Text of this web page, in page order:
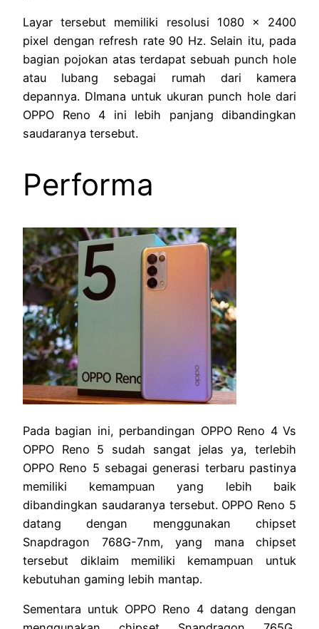
Layar tersebut memiliki resolusi 1080 x 2400
pixel dengan refresh rate 90 Hz. Selain itu, pada
bagian pojokan atas terdapat sebuah punch hole
atau lubang sebagai rumah dari kamera
depannya. DImana untuk ukuran punch hole dari
OPPO Reno 4 ini lebih panjang dibandingkan
saudaranya tersebut.
Performa
Pada bagian ini, perbandingan OPPO Reno 4 Vs
OPPO Reno 5 sudah sangat jelas ya, terlebih
OPPO Reno 5 sebagai generasi terbaru pastinya
memiliki kemampuan yang lebih baik
dibandingkan saudaranya tersebut. OPPO Reno 5
datang dengan menggunakan chipset
Snapdragon 768G-7nm, yang mana chipset
tersebut diklaim memiliki kemampuan untuk
kebutuhan gaming lebih mantap.
Sementara untuk OPPO Reno 4 datang dengan